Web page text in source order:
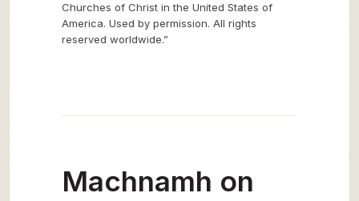
Churches of Christ in the United States of
America. Used by permission. All rights
reserved worldwide.”
Machnamh on